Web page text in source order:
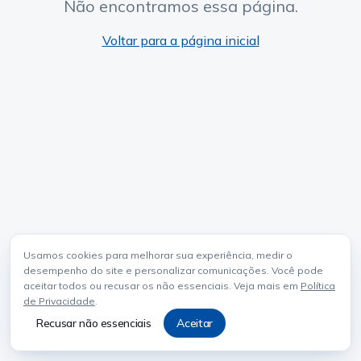
Usamos cookies para melhorar sua experiência, medir o
desempenho do site e personalizar comunicações. Você pode
aceitar todos ou recusar os não essenciais. Veja mais em Política
de Privacidade.
Recusar não essenciais Aceitar
Não encontramos essa página.
Voltar para a página inicial